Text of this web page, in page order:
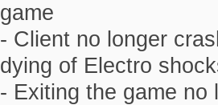
game
- Client no longer
dying of Electro
- Exiting the game no